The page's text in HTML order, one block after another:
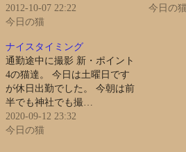
2012-10-07 22:22
今日の猫
今日の
ナイスタイミング
通勤途中に撮影 新・ポイント
4の猫達。 今日は土曜日です
が休日出勤でした。 今朝は前
半でも神社でも撮…
2020-09-12 23:32
今日の猫